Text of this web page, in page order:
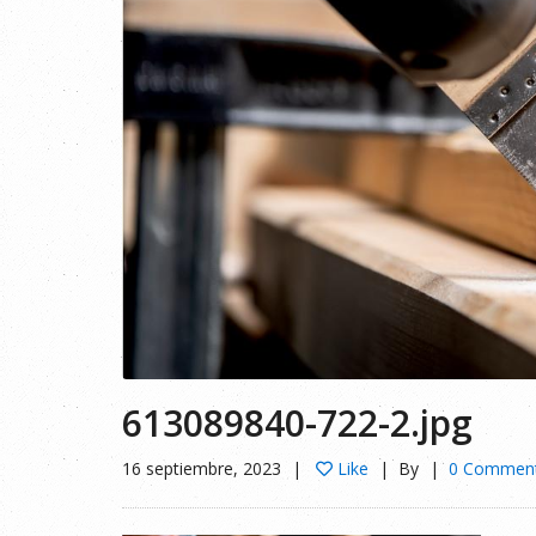
613089840-722-2.jpg
16 septiembre, 2023 Like By 0